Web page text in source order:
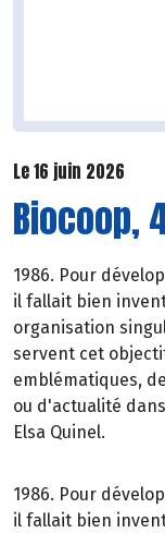
Le 16 juin 2026
Biocoop,
1986. Pour
il fallait bien
organisation
servent cet
emblématiques,
ou d'actualité
Elsa Quinel.
1986. Pour
il fallait bien